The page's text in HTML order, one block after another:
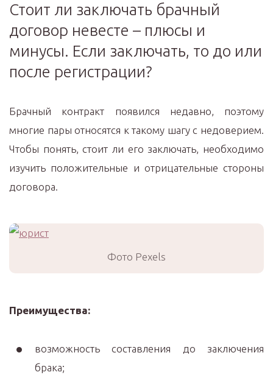
Стоит ли заключать брачный
договор невесте – плюсы и
минусы. Если заключать, то до или
после регистрации?
Брачный контракт появился недавно, поэтому
многие пары относятся к такому шагу с недоверием.
Чтобы понять, стоит ли его заключать, необходимо
изучить положительные и отрицательные стороны
договора.
Фото Pexels
Преимущества:
возможность составления до заключения
брака;